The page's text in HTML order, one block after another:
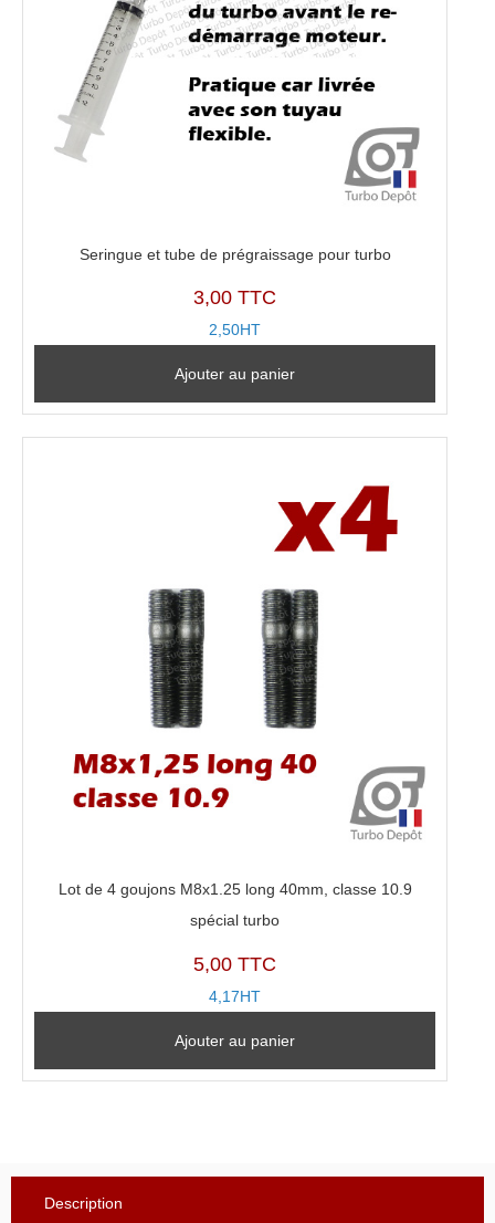
Seringue et tube de prégraissage pour turbo
3,00 TTC
2,50HT
Ajouter au panier
Lot de 4 goujons M8x1.25 long 40mm, classe 10.9
spécial turbo
5,00 TTC
4,17HT
Ajouter au panier
Description